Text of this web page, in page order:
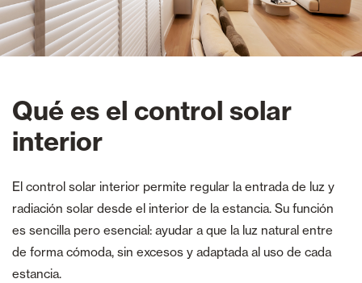
Qué es el control solar
interior
El control solar interior permite regular la entrada de luz y
radiación solar desde el interior de la estancia. Su función
es sencilla pero esencial: ayudar a que la luz natural entre
de forma cómoda, sin excesos y adaptada al uso de cada
estancia.